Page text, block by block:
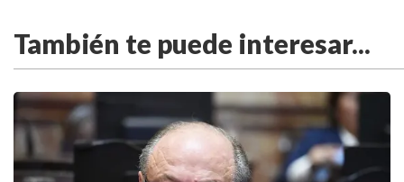
También te puede interesar...